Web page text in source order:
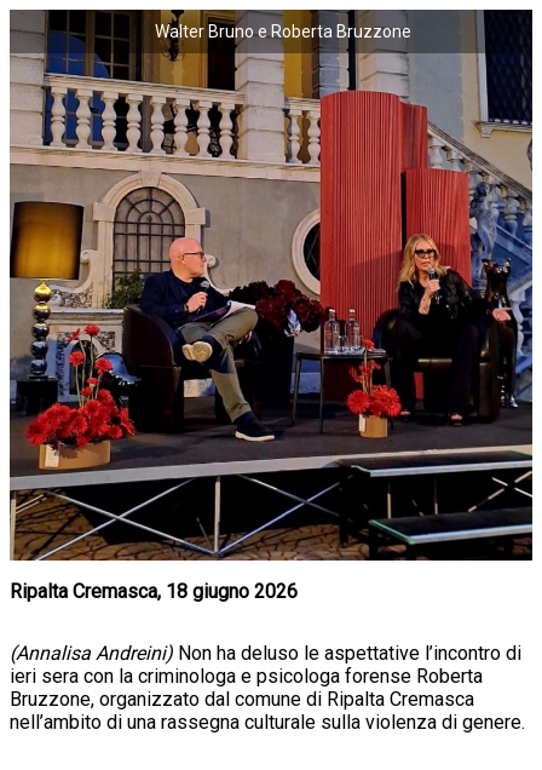
Walter Bruno e Roberta Bruzzone
Ripalta Cremasca, 18 giugno 2026
(Annalisa Andreini) Non ha deluso le aspettative l’incontro di
ieri sera con la criminologa e psicologa forense Roberta
Bruzzone, organizzato dal comune di Ripalta Cremasca
nell’ambito di una rassegna culturale sulla violenza di genere.